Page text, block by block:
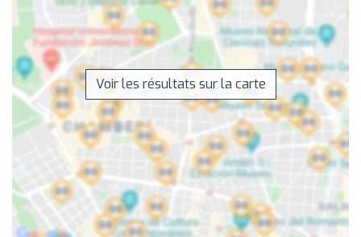
Voir les résultats sur la carte